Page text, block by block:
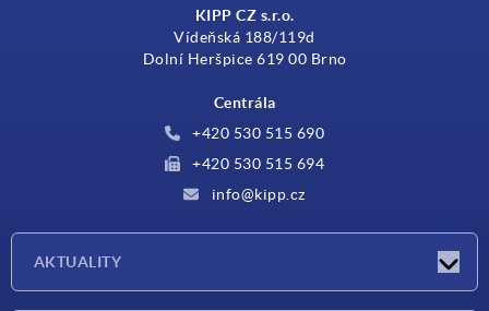
KIPP CZ s.r.o.
Vídeňská 188/119d
Dolní Heršpice 619 00 Brno
Centrála
+420 530 515 690
+420 530 515 694
info@kipp.cz
AKTUALITY